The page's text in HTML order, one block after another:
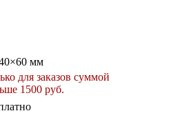
мм
для заказов суммой
1500 руб.